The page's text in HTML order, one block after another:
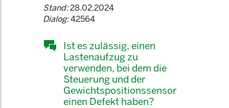
Stand:28.02.2024
Dialog:42564
Ist es zulässig, einen
Lastenaufzug zu
verwenden, bei dem die
Steuerung und der
Gewichtspositionssensor
einen Defekt haben?